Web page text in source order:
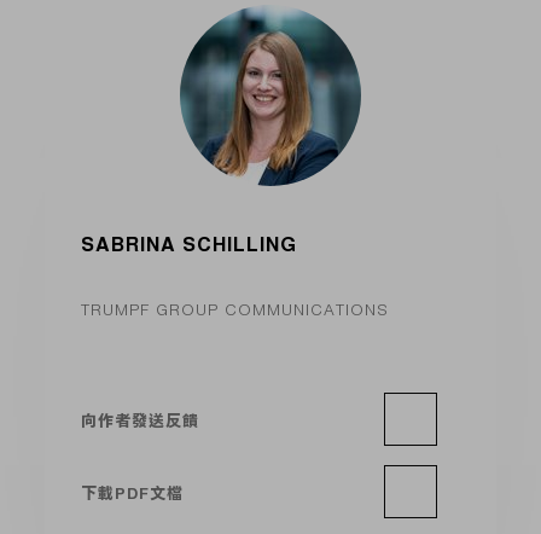
SABRINA SCHILLING
TRUMPF GROUP COMMUNICATIONS
向作者發送反饋
下載PDF文檔